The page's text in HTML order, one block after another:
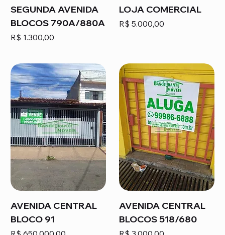
SEGUNDA AVENIDA
BLOCOS 790A/880A
Preço
R$ 1.300,00
LOJA COMERCIAL
Preço
R$ 5.000,00
AVENIDA CENTRAL
BLOCO 91
Preço
AVENIDA CENTRAL
BLOCOS 518/680
Preço